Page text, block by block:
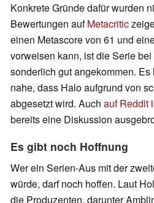
Konkrete Gründe dafür wurden
Bewertungen aufMetacritic
einen Metascore von 61 und
vorweisen kann, ist die Serie
sonderlich gut angekommen.
nahe, dass Halo aufgrund von
abgesetzt wird. Auch auf Reddit
bereits eine Diskussion
Es gibt noch Hoffnung
Wer ein Serien-Aus mit der
würde, darf noch hoffen. Laut
die Produzenten, darunter